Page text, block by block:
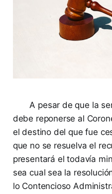
A pesar de que la
debe reponerse al
el destino del que fue
que no se resuelva el
presentará el todavía
sea cual sea la
lo Contencioso